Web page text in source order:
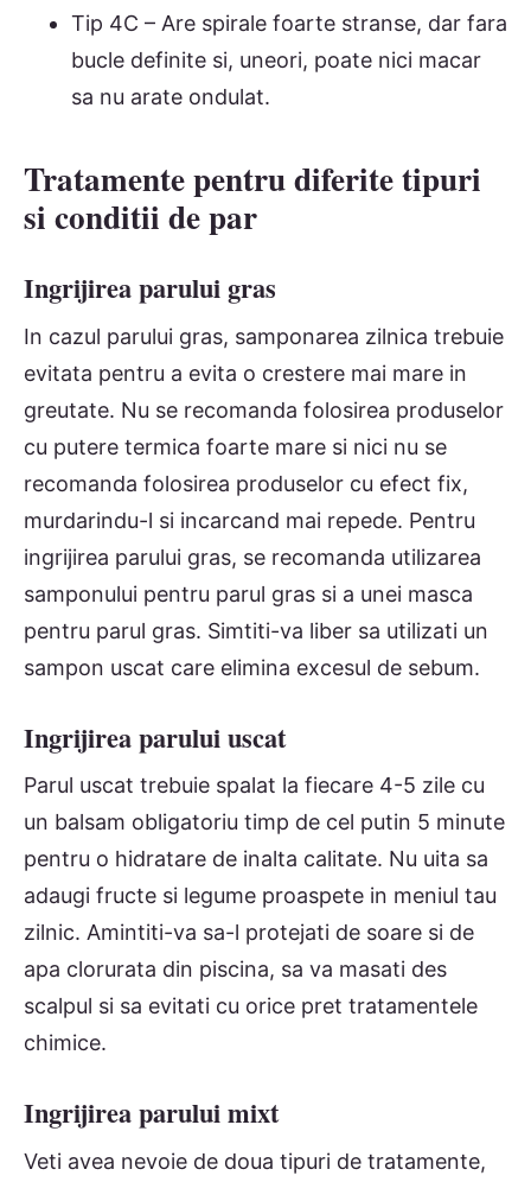
Tip 4C – Are spirale foarte stranse, dar fara
bucle definite si, uneori, poate nici macar
sa nu arate ondulat.
Tratamente pentru diferite tipuri
si conditii de par
Ingrijirea parului gras
In cazul parului gras, samponarea zilnica trebuie
evitata pentru a evita o crestere mai mare in
greutate. Nu se recomanda folosirea produselor
cu putere termica foarte mare si nici nu se
recomanda folosirea produselor cu efect fix,
murdarindu-l si incarcand mai repede. Pentru
ingrijirea parului gras, se recomanda utilizarea
samponului pentru parul gras si a unei masca
pentru parul gras. Simtiti-va liber sa utilizati un
sampon uscat care elimina excesul de sebum.
Ingrijirea parului uscat
Parul uscat trebuie spalat la fiecare 4-5 zile cu
un balsam obligatoriu timp de cel putin 5 minute
pentru o hidratare de inalta calitate. Nu uita sa
adaugi fructe si legume proaspete in meniul tau
zilnic. Amintiti-va sa-l protejati de soare si de
apa clorurata din piscina, sa va masati des
scalpul si sa evitati cu orice pret tratamentele
chimice.
Ingrijirea parului mixt
Veti avea nevoie de doua tipuri de tratamente,